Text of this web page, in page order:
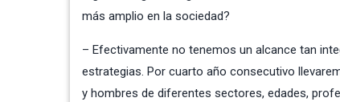
más amplio en la sociedad?
– Efectivamente no tenemos un alcance tan
estrategias. Por cuarto año consecutivo
y hombres de diferentes sectores, edades,